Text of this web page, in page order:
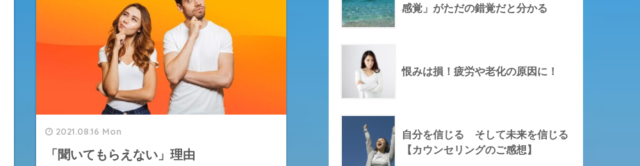
2021.08.16 Mon
「聞いてもらえない」理由
感覚」がただの錯覚だと分かる
恨みは損！疲労や老化の原因に！
自分を信じる そして未来を信じる
【カウンセリングのご感想】